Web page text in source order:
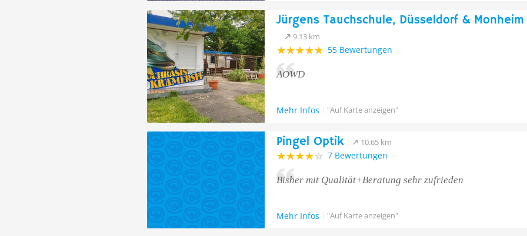
Jürgens Tauchschule, Düsseldorf & Monheim
9.13 km
55 Bewertungen
AOWD
Mehr Infos "Auf Karte anzeigen"
Pingel Optik 10.65 km
7 Bewertungen
Bisher mit Qualität+Beratung sehr zufrieden
Mehr Infos "Auf Karte anzeigen"